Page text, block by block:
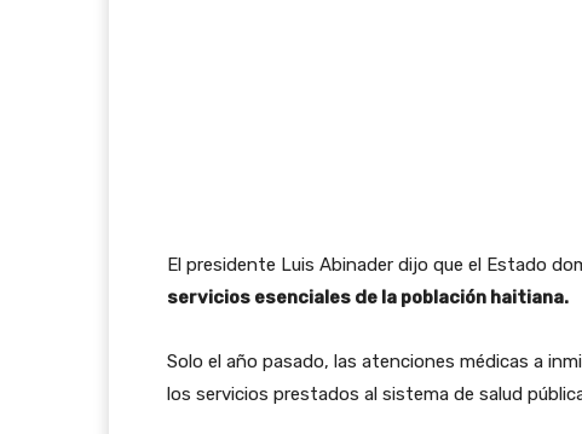
El presidente Luis Abinader dijo que el Estado
servicios esenciales de la población haitiana.
Solo el año pasado, las atenciones médicas a
los servicios prestados al sistema de salud